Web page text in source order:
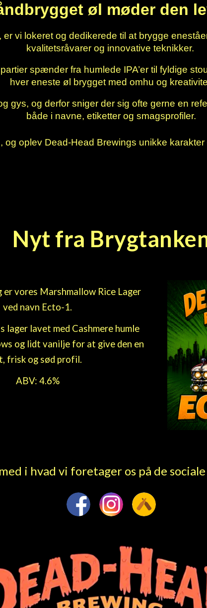
øl møder den
vi lokeret og dedikerede til at brygge
kvalitetsråvarer og innovative teknikker.
spænder fra humlede IPA’er til fyldige
hver eneste øl brygget med omhu og
gys, og derfor sniger der sig ofte gerne en
både i navne, etiketter og smagsprofiler.
og oplev Dead-Head Brewings unikke
Nyt fra
er vores Marshmallow Rice Lager
ved navn Ecto-1.
lager lavet med Cashmere humle
og lidt vanilje for at give den en
frisk og sød profil.
ABV: 4.6%
i hvad vi foretager os på de